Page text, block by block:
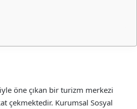
öne çıkan bir turizm merkezi
çekmektedir. Kurumsal Sosyal